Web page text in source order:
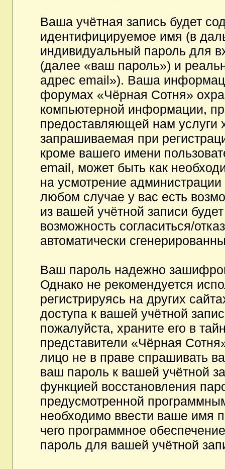
Ваша учётная запись будет
идентифицируемое имя (в
индивидуальный пароль для
(далее «ваш пароль») и
адрес email»). Ваша
форумах «Чёрная Сотня»
компьютерной информации,
предоставляющей нам услуги
запрашиваемая при
кроме вашего имени
email, может быть как
на усмотрение
любом случае у вас есть
из вашей учётной записи
возможность согласиться/
автоматически
Ваш пароль надежно
Однако не рекомендуется
регистрируясь на других
доступа к вашей учётной
пожалуйста, храните его в
представители «Чёрная
лицо не в праве спрашивать
ваш пароль к вашей учётной
функцией восстановления
предусмотренной
необходимо ввести ваше имя
чего программное
пароль для вашей учётной